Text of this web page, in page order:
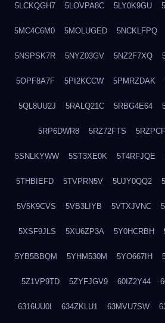
5LCKQGH7 5LOVPA8C 5LY0K9GU
5MC4C6M0 5MOLUGED 5NCKLFPQ
5NSPSK7R 5NYZ03GV 5NZ2F7XQ
5OPF8A7F 5PI2KCCW 5PMRZDAK
5QL8UU2J 5RALQ21C 5RBG4E64
5RP6DWR8 5RZ72FTS
5SNLKYWW 5ST3XE0K 5T4RFJQE
5THBIEFD 5TVPRN5V 5UJY0QQ2
5V5K9CVS 5VB3LIYB 5VTXJVNC
5XSF9JLS 5XU6ZP3A 5Y0HCRBH
5YB5BBQM 5YHM530M 5YO667IH
5Z1VP9TD 5ZYFJGV9 60IZ2Y44
6316UU0I 634ZKLU1 63MVU7SW